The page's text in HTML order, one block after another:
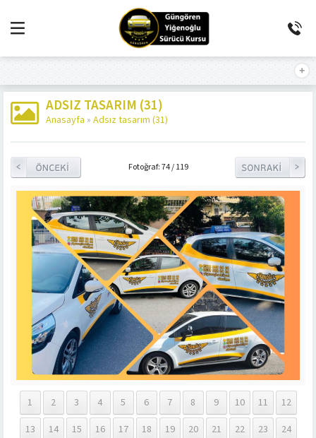
ADSIZ TASARIM (31)
Anasayfa » Adsız tasarım (31)
Fotoğraf: 74 / 119
1 2 3 4 5 6 7 8 9 10 11
12
13
14 15 16 17 18 19 20 21 22 23
24